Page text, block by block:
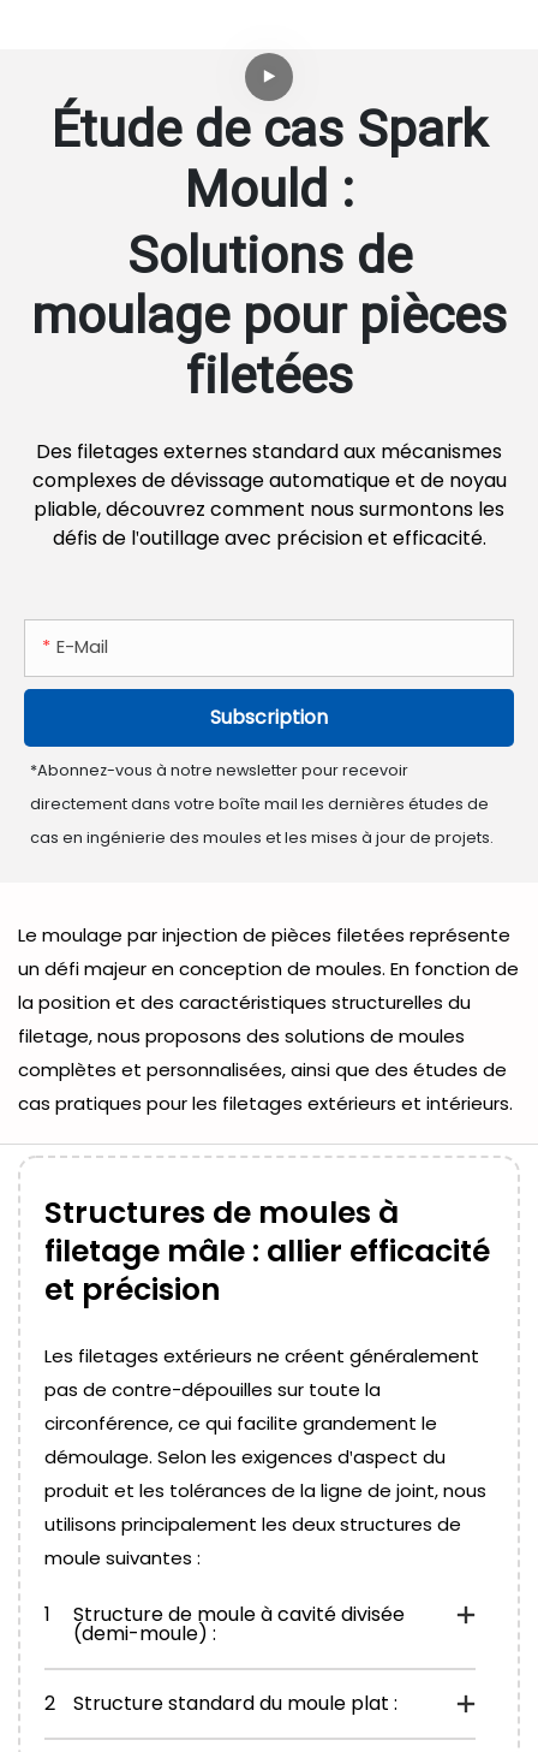
Étude de cas Spark
Mould :
Solutions de
moulage pour pièces
filetées
Des filetages externes standard aux mécanismes
complexes de dévissage automatique et de noyau
pliable, découvrez comment nous surmontons les
défis de l'outillage avec précision et efficacité.
E-Mail
Subscription
*Abonnez-vous à notre newsletter pour recevoir
directement dans votre boîte mail les dernières études de
cas en ingénierie des moules et les mises à jour de projets.
Le moulage par injection de pièces filetées représente
un défi majeur en conception de moules. En fonction de
la position et des caractéristiques structurelles du
filetage, nous proposons des solutions de moules
complètes et personnalisées, ainsi que des études de
cas pratiques pour les filetages extérieurs et intérieurs.
Structures de moules à
filetage mâle : allier efficacité
et précision
Les filetages extérieurs ne créent généralement
pas de contre-dépouilles sur toute la
circonférence, ce qui facilite grandement le
démoulage. Selon les exigences d'aspect du
produit et les tolérances de la ligne de joint, nous
utilisons principalement les deux structures de
moule suivantes :
1 Structure de moule à cavité divisée
(demi-moule) :
2 Structure standard du moule plat :